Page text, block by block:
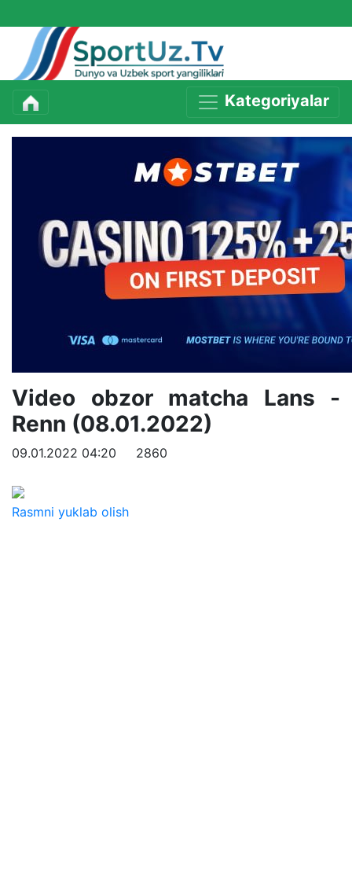
Kategoriyalar
Video obzor matcha Lans -
Renn (08.01.2022)
09.01.2022 04:20 2860
Rasmni yuklab olish